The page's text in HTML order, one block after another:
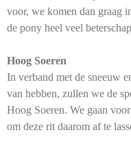
voor, we komen dan graag
de pony heel veel
Hoog Soeren
In verband met de sneeuw
van hebben, zullen we de
Hoog Soeren. We gaan
om deze rit daarom af te